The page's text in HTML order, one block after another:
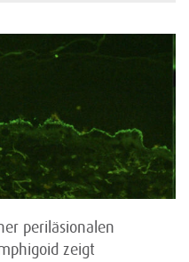
periläsionalen
zeigt